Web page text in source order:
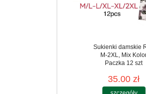
Sukienki damskie
M-2XL, Mix
Paczka 12 szt
35.00 zł